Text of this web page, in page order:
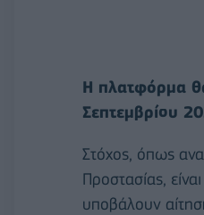
Η πλατφόρμα
Σεπτεμβρίου
Στόχος, όπως
Προστασίας,
υποβάλουν